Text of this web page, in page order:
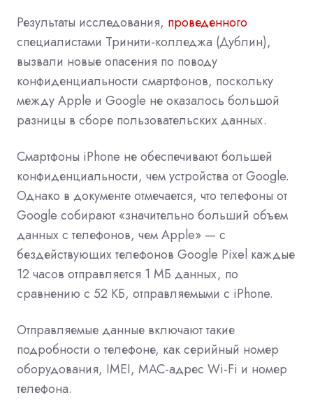
Результаты исследования, проведенного
специалистами Тринити-колледжа (Дублин),
вызвали новые опасения по поводу
конфиденциальности смартфонов, поскольку
между Apple и Google не оказалось большой
разницы в сборе пользовательских данных.
Смартфоны iPhone не обеспечивают большей
конфиденциальности, чем устройства от Google.
Однако в документе отмечается, что телефоны от
Google собирают «значительно больший объем
данных с телефонов, чем Apple» — с
бездействующих телефонов Google Pixel каждые
12 часов отправляется 1 МБ данных, по
сравнению с 52 КБ, отправляемыми с iPhone.
Отправляемые данные включают такие
подробности о телефоне, как серийный номер
оборудования, IMEI, MAC-адрес Wi-Fi и номер
телефона.